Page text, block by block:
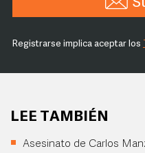
Registrarse implica aceptar los
LEE TAMBIÉN
Asesinato de Carlos